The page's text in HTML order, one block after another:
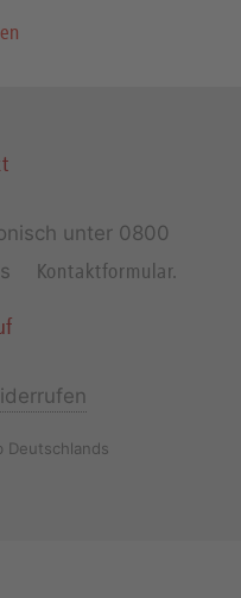
unter 0800
Kontaktformular.
Deutschlands